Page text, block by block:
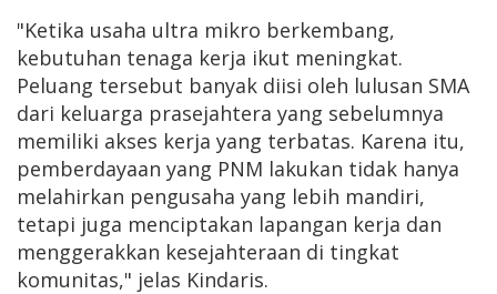
"Ketika usaha ultra mikro berkembang,
kebutuhan tenaga kerja ikut meningkat.
Peluang tersebut banyak diisi oleh lulusan SMA
dari keluarga prasejahtera yang sebelumnya
memiliki akses kerja yang terbatas. Karena itu,
pemberdayaan yang PNM lakukan tidak hanya
melahirkan pengusaha yang lebih mandiri,
tetapi juga menciptakan lapangan kerja dan
menggerakkan kesejahteraan di tingkat
komunitas," jelas Kindaris.